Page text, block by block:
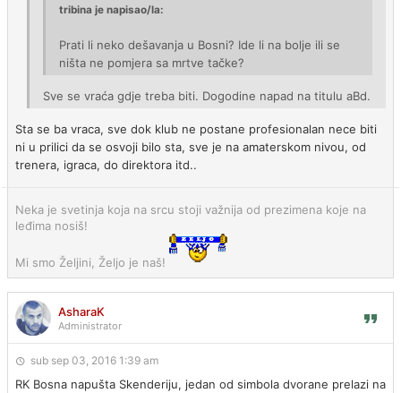
tribina je napisao/la:
Prati li neko dešavanja u Bosni? Ide li na bolje ili se
ništa ne pomjera sa mrtve tačke?
Sve se vraća gdje treba biti. Dogodine napad na titulu aBd.
Sta se ba vraca, sve dok klub ne postane profesionalan nece biti
ni u prilici da se osvoji bilo sta, sve je na amaterskom nivou, od
trenera, igraca, do direktora itd..
Neka je svetinja koja na srcu stoji važnija od prezimena koje na
leđima nosiš!
Mi smo Željini, Željo je naš!
AsharaK
Administrator
sub sep 03, 2016 1:39 am
RK Bosna napušta Skenderiju, jedan od simbola dvorane prelazi na